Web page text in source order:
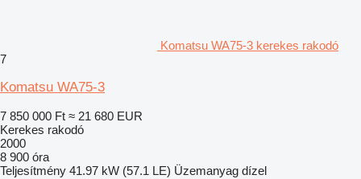
Komatsu WA75-3 kerekes rakodó
7
Komatsu WA75-3
7 850 000 Ft ≈ 21 680 EUR
Kerekes rakodó
2000
8 900 óra
Teljesítmény 41.97 kW (57.1 LE) Üzemanyag dízel